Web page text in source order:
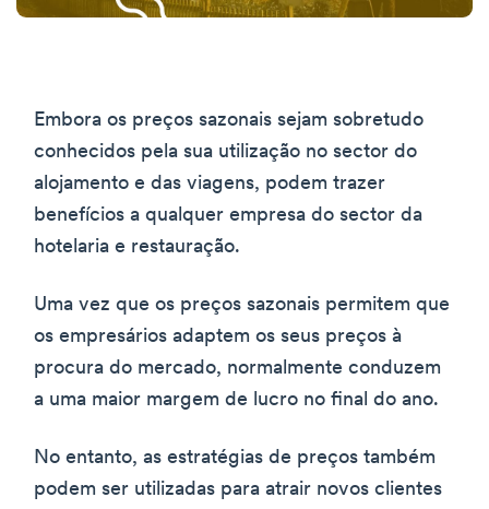
Embora os preços sazonais sejam sobretudo
conhecidos pela sua utilização no sector do
alojamento e das viagens, podem trazer
benefícios a qualquer empresa do sector da
hotelaria e restauração.
Uma vez que os preços sazonais permitem que
os empresários adaptem os seus preços à
procura do mercado, normalmente conduzem
a uma maior margem de lucro no final do ano.
No entanto, as estratégias de preços também
podem ser utilizadas para atrair novos clientes